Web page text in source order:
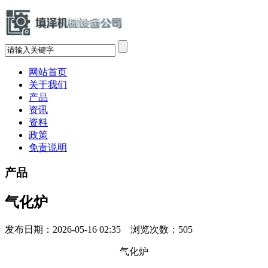
网站首页
关于我们
产品
资讯
资料
政策
免责说明
产品
气化炉
发布日期：2026-05-16 02:35 浏览次数： 505
气化炉